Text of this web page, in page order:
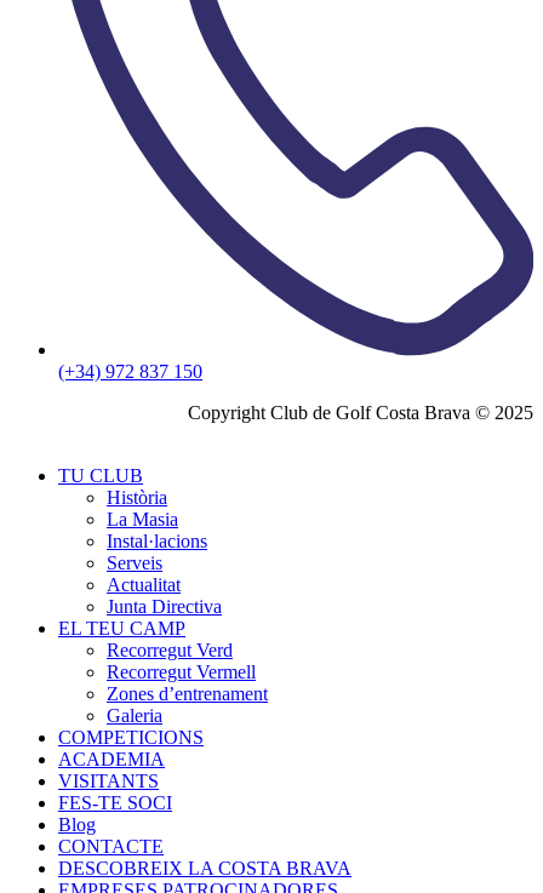
(+34) 972 837 150
Copyright Club de Golf Costa Brava © 2025
TU CLUB
Història
La Masia
Instal·lacions
Serveis
Actualitat
Junta Directiva
EL TEU CAMP
Recorregut Verd
Recorregut Vermell
Zones d’entrenament
Galeria
COMPETICIONS
ACADEMIA
VISITANTS
FES-TE SOCI
Blog
CONTACTE
DESCOBREIX LA COSTA BRAVA